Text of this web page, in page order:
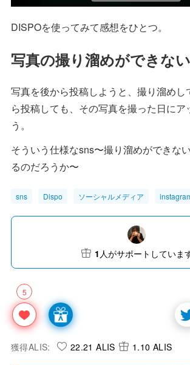
DISPOを使ってみて感想をひとつ。
写真の撮り溜めができない
写真を後から投稿しようと、撮り溜めし
ら投稿しても、その写真を撮った日にア
う。
そういう仕様なsns〜撮り溜めができな
るのだろうか〜
sns Dispo ソーシャルメディア
5
1 人がサポートしていま
獲得ALIS: 22.21 ALIS 1.10 ALIS